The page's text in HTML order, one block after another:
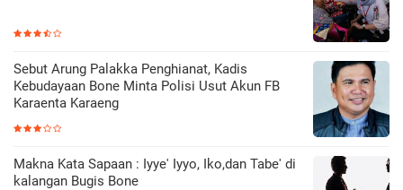
Sebut Arung Palakka Penghianat, Kadis
Kebudayaan Bone Minta Polisi Usut Akun FB
Karaenta Karaeng
Makna Kata Sapaan : Iyye' Iyyo, Iko,dan Tabe' di
kalangan Bugis Bone